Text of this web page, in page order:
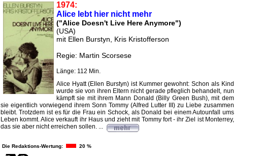
1974:
Alice lebt hier nicht mehr
("Alice Doesn't Live Here Anymore")
(USA)
mit Ellen Burstyn, Kris Kristofferson
Regie: Martin Scorsese
Länge: 112 Min.
Alice Hyatt (Ellen Burstyn) ist Kummer gewohnt: Schon als Kind
wurde sie von ihren Eltern nicht gerade pfleglich behandelt, nun
kämpft sie mit ihrem Mann Donald (Billy Green Bush), mit dem
sie eigentlich vorwiegend ihrem Sonn Tommy (Alfred Lutter III) zu Liebe zusammen
bleibt. Trotzdem ist es für die Frau ein Schock, als Donald bei einem Autounfall ums
Leben kommt. Alice verkauft ihr Haus und zieht mit Tommy fort - ihr Ziel ist Monterrey,
das sie aber nicht erreichen sollen. ...
Die Redaktions-Wertung: 20 %